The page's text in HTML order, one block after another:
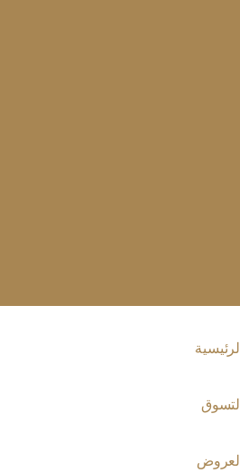
الرئيسية
التسوق
العروض